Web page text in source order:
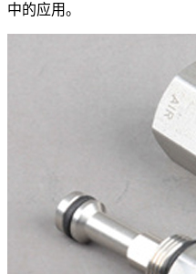
中的应用。